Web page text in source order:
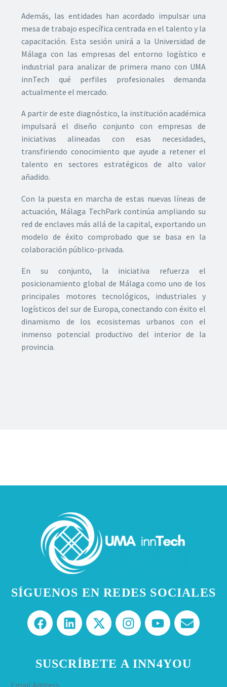
Además, las entidades han acordado impulsar una
mesa de trabajo específica centrada en el talento y la
capacitación. Esta sesión unirá a la Universidad de
Málaga con las empresas del entorno logístico e
industrial para analizar de primera mano con UMA
innTech qué perfiles profesionales demanda
actualmente el mercado.
A partir de este diagnóstico, la institución académica
impulsará el diseño conjunto con empresas de
iniciativas alineadas con esas necesidades,
transfiriendo conocimiento que ayude a retener el
talento en sectores estratégicos de alto valor
añadido.
Con la puesta en marcha de estas nuevas líneas de
actuación, Málaga TechPark continúa ampliando su
red de enclaves más allá de la capital, exportando un
modelo de éxito comprobado que se basa en la
colaboración público-privada.
En su conjunto, la iniciativa refuerza el
posicionamiento global de Málaga como uno de los
principales motores tecnológicos, industriales y
logísticos del sur de Europa, conectando con éxito el
dinamismo de los ecosistemas urbanos con el
inmenso potencial productivo del interior de la
provincia.
SÍGUENOS EN REDES SOCIALES
SUSCRÍBETE A INN4YOU